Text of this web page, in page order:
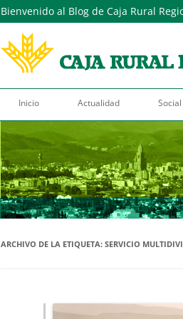
Bienvenido al Blog de Caja Rural
Inicio Actualidad Social
ARCHIVO DE LA ETIQUETA: SERVICIO